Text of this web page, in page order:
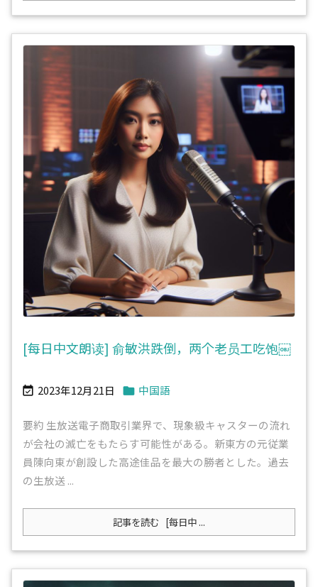
[每日中文朗读] 俞敏洪跌倒，两个老员工吃饱￼
 2023年12月21日  中国語
要約 生放送電子商取引業界で、現象級キャスターの流れ
が会社の滅亡をもたらす可能性がある。新東方の元従業
員陳向東が創設した高途佳品を最大の勝者とした。過去
の生放送 ...
記事を読む [每日中 ...